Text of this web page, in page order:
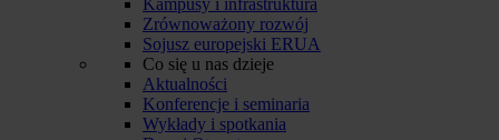
Zrównoważony rozwój
Sojusz europejski ERUA
Co się u nas dzieje
Aktualności
Konferencje i seminaria
Wykłady i spotkania